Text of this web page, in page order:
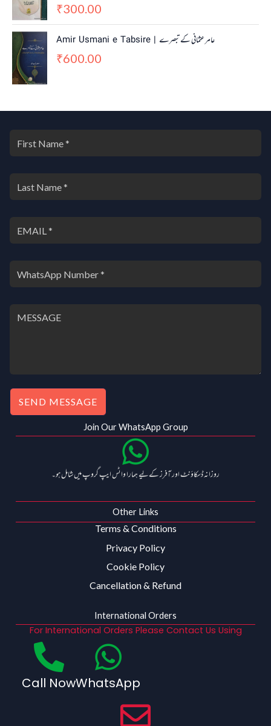
₹300.00
Amir Usmani e Tabsire | عامر عثمانی کے تبصرے
₹600.00
SEND MESSAGE
Join Our WhatsApp Group
روزانہ ڈسکاؤنٹ اور آفرز کے لیے ہمارا واٹس ایپ گروپ میں شامل ہو۔
Other Links
Terms & Conditions
Privacy Policy
Cookie Policy
Cancellation & Refund
International Orders
For International Orders Please Contact Us Using
Call NowWhatsApp